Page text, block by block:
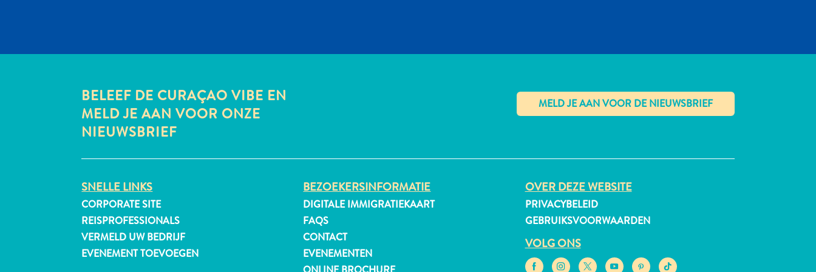
BELEEF DE CURAÇAO VIBE EN
MELD JE AAN VOOR ONZE
NIEUWSBRIEF
✕
SNELLE LINKS
CORPORATE SITE
REISPROFESSIONALS
VERMELD UW BEDRIJF
EVENEMENT TOEVOEGEN
BEZOEKERSINFORMATIE
DIGITALE IMMIGRATIEKAART
FAQS
CONTACT
EVENEMENTEN
OVER DEZE WEBSITE
PRIVACYBELEID
GEBRUIKSVOORWAARDEN
VOLG ONS